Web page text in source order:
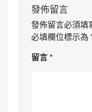
發佈留言
發佈留言必須填
必填欄位標示為
留言*